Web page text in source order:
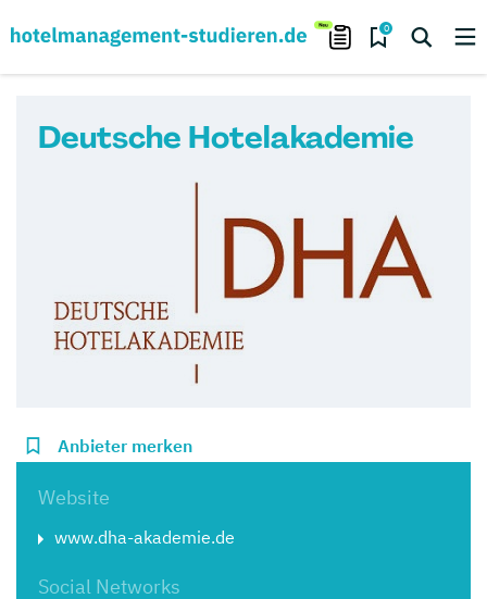
0
Deutsche Hotelakademie
Anbieter merken
Website
www.dha-akademie.de
Social Networks